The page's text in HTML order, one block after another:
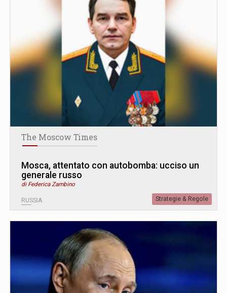
The Moscow Times
Mosca, attentato con autobomba: ucciso un
generale russo
di Federica Zambino
RUSSIA Strategie & Regole